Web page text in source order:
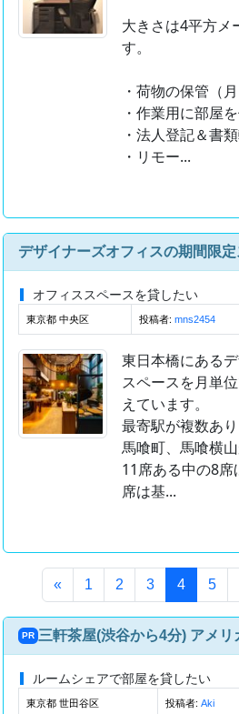
大きさは4平方メ
す。
・荷物の保管（月
・作業用に部屋
・法人登記＆書
・リモー...
オフィススペースを貸したい
東京都 中央区 投稿者: mns2454
東日本橋にある
スペースを月単
えています。
最寄駅が複数あ
馬喰町、馬喰横山
11席ある中の8席
席は基...
« 1 2 3 4(このペ
5
PR
ルームシェアで部屋を貸したい
東京都 世田谷区 投稿者: Aki